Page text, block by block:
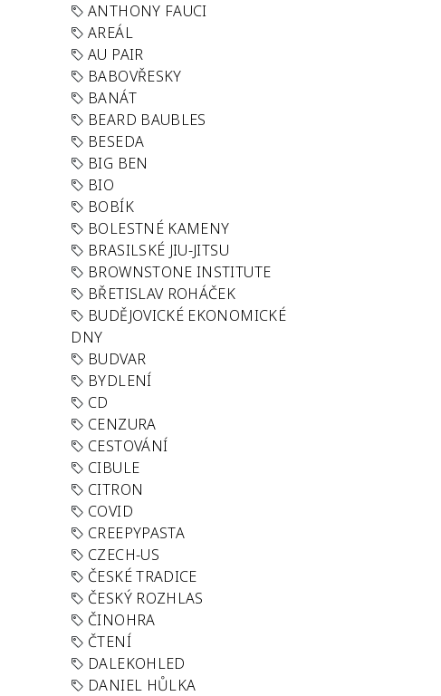
ANTHONY FAUCI
AREÁL
AU PAIR
BABOVŘESKY
BANÁT
BEARD BAUBLES
BESEDA
BIG BEN
BIO
BOBÍK
BOLESTNÉ KAMENY
BRASILSKÉ JIU-JITSU
BROWNSTONE INSTITUTE
BŘETISLAV ROHÁČEK
BUDĚJOVICKÉ EKONOMICKÉ
DNY
BUDVAR
BYDLENÍ
CD
CENZURA
CESTOVÁNÍ
CIBULE
CITRON
COVID
CREEPYPASTA
CZECH-US
ČESKÉ TRADICE
ČESKÝ ROZHLAS
ČINOHRA
ČTENÍ
DALEKOHLED
DANIEL HŮLKA